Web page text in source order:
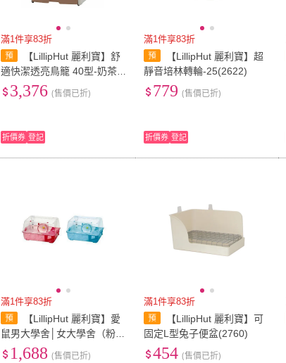
滿1件享83折
【LillipHut 麗利寶】舒
適快潔透亮鳥籠 40型-奶茶色
(TM2221)
3,376 (售價已折)
折價券 登記
滿1件享83折
【LillipHut 麗利寶】超
靜音培林轉輪-25(2622)
779 (售價已折)
折價券 登記
滿1件享83折
【LillipHut 麗利寶】愛
鼠男大學舍│女大學舍（粉藍
／粉紅）(鼠籠/2080/2081)
1,688 (售價已折)
滿1件享83折
【LillipHut 麗利寶】可
固定L型兔子便盆(2760)
454 (售價已折)